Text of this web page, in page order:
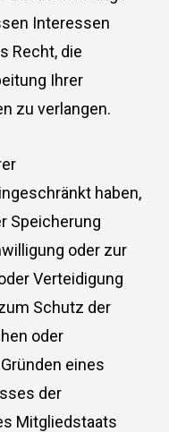
Interessen
Recht, die
Ihrer
zu verlangen.
haben,
Speicherung
oder zur
Verteidigung
Schutz der
oder
eines
der
Mitgliedstaats